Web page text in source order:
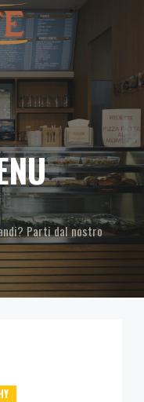
Parti dal nostro